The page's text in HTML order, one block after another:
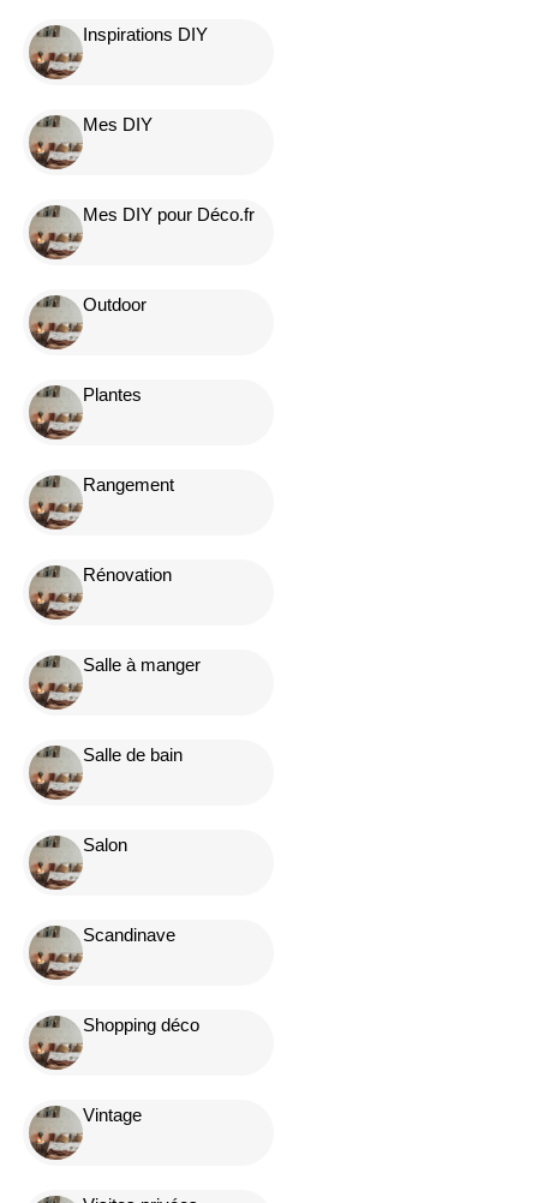
Inspirations DIY
Mes DIY
Mes DIY pour Déco.fr
Outdoor
Plantes
Rangement
Rénovation
Salle à manger
Salle de bain
Salon
Scandinave
Shopping déco
Vintage